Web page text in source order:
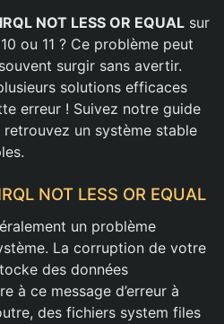
IRQL NOT LESS OR EQUAL sur
ou 11 ? Ce problème peut
surgir sans avertir.
solutions efficaces
erreur ! Suivez notre guide
un système stable
NOT LESS OR EQUAL
un problème
La corruption de votre
des données
à ce message d’erreur à
des fichiers system files